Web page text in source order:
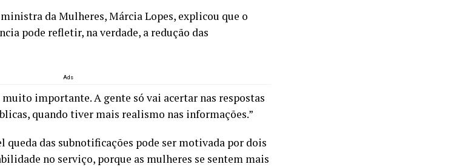
da Mulheres, Márcia Lopes, explicou que o
pode refletir, na verdade, a redução das
Ads
muito importante. A gente só vai acertar nas respostas
quando tiver mais realismo nas informações.”
queda das subnotificações pode ser motivada por dois
no serviço, porque as mulheres se sentem mais